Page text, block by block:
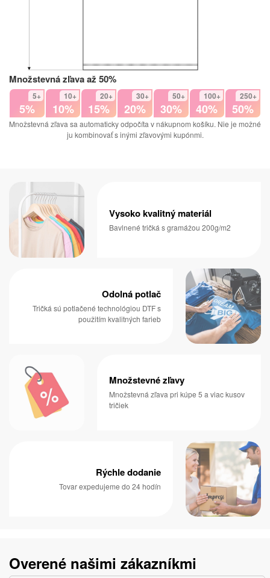
Množstevná zľava až 50%
5+
5%
10+
10%
20+
15%
30+
20%
50+
30%
100+
40%
250+
50%
Množstevná zľava sa automaticky odpočíta v nákupnom košíku. Nie je možné
ju kombinovať s inými zľavovými kupónmi.
Vysoko kvalitný materiál
Bavlnené tričká s gramážou 200g/m2
Odolná potlač
Tričká sú potlačené technológiou DTF s
použitím kvalitných farieb
Množstevné zľavy
Množstevná zľava pri kúpe 5 a viac kusov
tričiek
Rýchle dodanie
Tovar expedujeme do 24 hodín
Overené našimi zákazníkmi